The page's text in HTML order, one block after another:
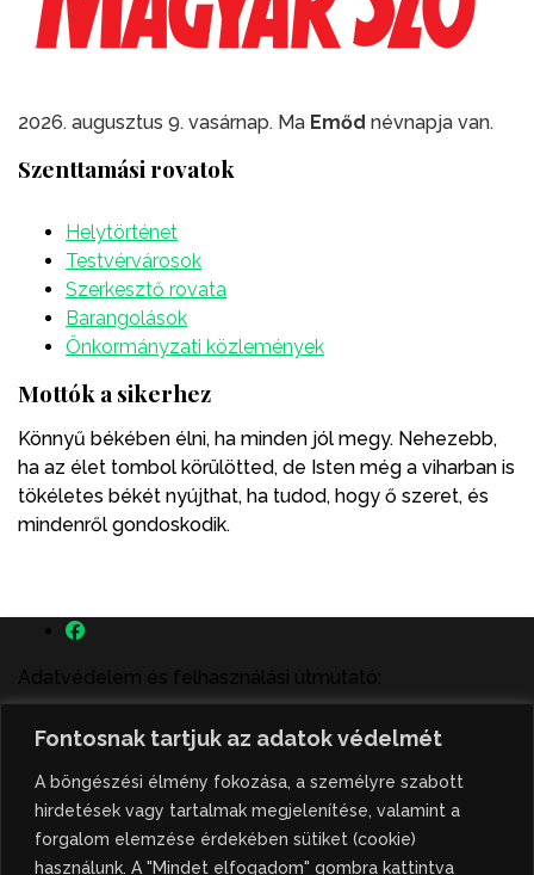
Fontosnak tartjuk az adatok védelmét
A böngészési élmény fokozása, a személyre szabott
hirdetések vagy tartalmak megjelenítése, valamint a
forgalom elemzése érdekében sütiket (cookie)
használunk. A "Mindet elfogadom" gombra kattintva
2026. augusztus 9. vasárnap. Ma Emőd névnapja van.
Szenttamási rovatok
Helytörténet
Testvérvárosok
Szerkesztő rovata
Barangolások
Önkormányzati közlemények
Mottók a sikerhez
Könnyű békében élni, ha minden jól megy. Nehezebb,
ha az élet tombol körülötted, de Isten még a viharban is
tökéletes békét nyújthat, ha tudod, hogy ő szeret, és
mindenről gondoskodik.
Adatvédelem és felhasználási útmutató:
A szenttamás.rs magyar nyelvű internetes hírportálon
megjelenő szerzői írások, a híranyag és minden egyéb
tartalom a portált működtető Gion Nándor Kulturális
Központ szellemi tulajdonát képezik, amely szellemi
tulajdont a nemzetközi és szerbiai törvények védik. A
jogosulatlan felhasználás büntető- és polgári jogi